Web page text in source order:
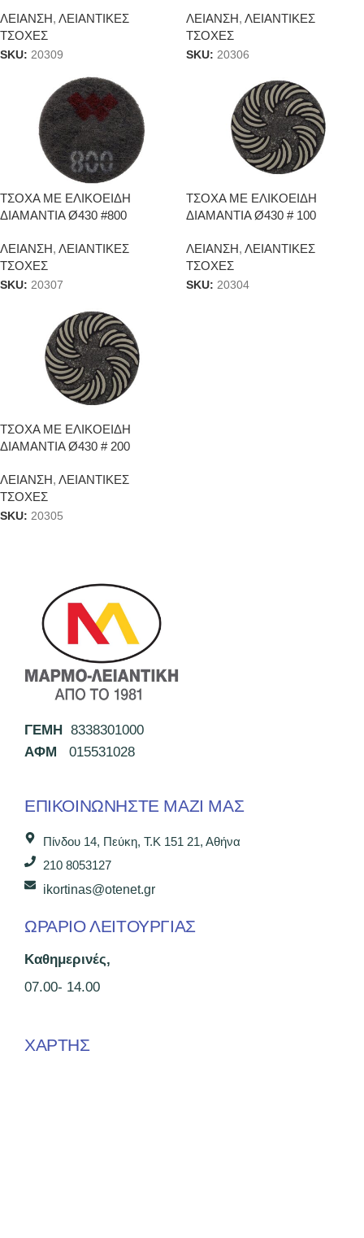
ΛΕΙΑΝΣΗ, ΛΕΙΑΝΤΙΚΕΣ
ΤΣΟΧΕΣ
SKU: 20309
ΛΕΙΑΝΣΗ, ΛΕΙΑΝΤΙΚΕΣ
ΤΣΟΧΕΣ
SKU: 20306
ΤΣΟΧΑ ΜΕ ΕΛΙΚΟΕΙΔΗ
ΔΙΑΜΑΝΤΙΑ Ø430 #800
ΛΕΙΑΝΣΗ, ΛΕΙΑΝΤΙΚΕΣ
ΤΣΟΧΕΣ
SKU: 20307
ΤΣΟΧΑ ΜΕ ΕΛΙΚΟΕΙΔΗ
ΔΙΑΜΑΝΤΙΑ Ø430 # 100
ΛΕΙΑΝΣΗ, ΛΕΙΑΝΤΙΚΕΣ
ΤΣΟΧΕΣ
SKU: 20304
ΤΣΟΧΑ ΜΕ ΕΛΙΚΟΕΙΔΗ
ΔΙΑΜΑΝΤΙΑ Ø430 # 200
ΛΕΙΑΝΣΗ, ΛΕΙΑΝΤΙΚΕΣ
ΤΣΟΧΕΣ
SKU: 20305
ΓΕΜΗ
8338301000
ΑΦΜ
015531028
ΕΠΙΚΟΙΝΩΝΉΣΤΕ ΜΑΖΊ ΜΑΣ
Πίνδου 14, Πεύκη, Τ.Κ 151 21, Αθήνα
210 8053127
ikortinas@otenet.gr
ΩΡΑΡΙΟ ΛΕΙΤΟΥΡΓΙΑΣ
Καθημερινές,
07.00- 14.00
ΧΑΡΤΗΣ